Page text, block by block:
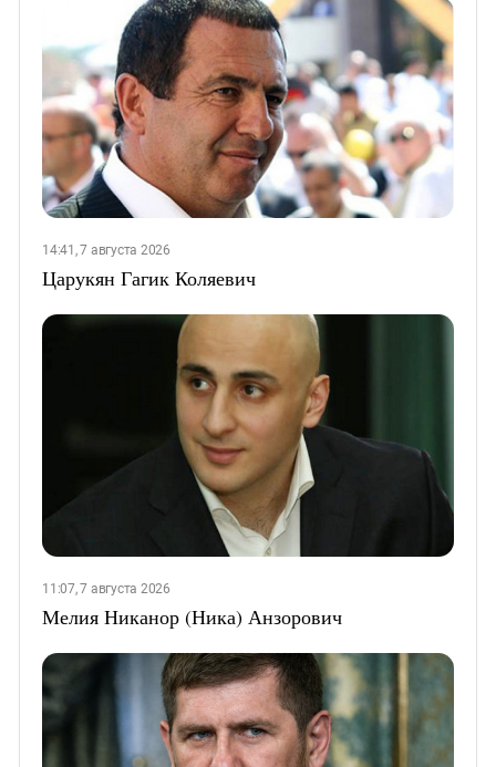
14:41, 7 августа 2026
Царукян Гагик Коляевич
11:07, 7 августа 2026
Мелия Никанор (Ника) Анзорович